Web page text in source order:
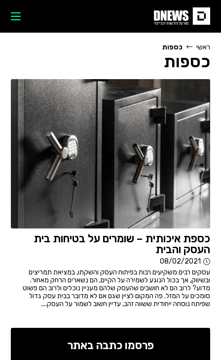
content
ראשי כספות
כספות
כספת איכותית – שומרים על בטיחות בית
העסק והבית
08/02/2021
עסקים רבים משקיעים רבות בפיתוח העסק והשקתו, במציאת תמריצים
ובשיווק, אך בכול הנוגע לשמירה על הקיים, הם נשארים הרחק מאחור.
מדוע? לרוב הם לא חושבים שהעסק שלהם מעניין נוכלים ולרוב הם פשוט
סומכים על המזל. פה המקום לציין שגם אם לא מדובר בבית עסק גדול
שפיתח נוסחה ייחודית ששווה זהב, עדיין חשוב לשמור על העסק....
פרסמו כתבה באתר